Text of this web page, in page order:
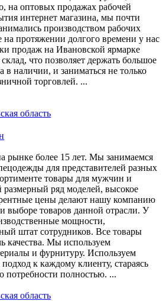
на оптовых продажах рабочей
интернет магазина, мы почти
производством рабочих
протяжении долгого времени у нас
продаж на Ивановской ярмарке
что позволяет держать большое
в наличии, и заниматься не только
торговлей. ...
область
рынке более 15 лет. Мы занимаемся
для представителей разных
товары для мужчин и
ряд моделей, высокое
цены делают нашу компанию
выборе товаров данной отрасли. У
мощности,
штат сотрудников. Все товары
качества. Мы используем
и фурнитуру. Используем
к каждому клиенту, стараясь
потребности полностью. ...
область